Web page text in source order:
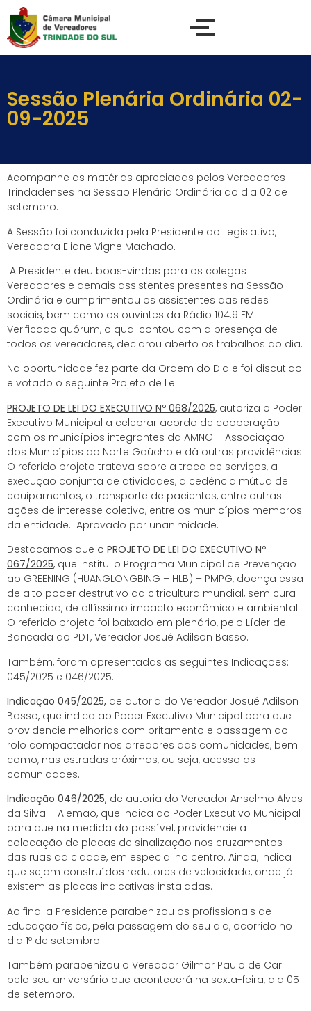
Sessão Plenária Ordinária 02-
09-2025
Acompanhe as matérias apreciadas pelos Vereadores
Trindadenses na Sessão Plenária Ordinária do dia 02 de
setembro.
A Sessão foi conduzida pela Presidente do Legislativo,
Vereadora Eliane Vigne Machado.
A Presidente deu boas-vindas para os colegas
Vereadores e demais assistentes presentes na Sessão
Ordinária e cumprimentou os assistentes das redes
sociais, bem como os ouvintes da Rádio 104.9 FM.
Verificado quórum, o qual contou com a presença de
todos os vereadores, declarou aberto os trabalhos do dia.
Na oportunidade fez parte da Ordem do Dia e foi discutido
e votado o seguinte Projeto de Lei.
PROJETO DE LEI DO EXECUTIVO Nº 068/2025, autoriza o Poder
Executivo Municipal a celebrar acordo de cooperação
com os municípios integrantes da AMNG – Associação
dos Municípios do Norte Gaúcho e dá outras providências.
O referido projeto tratava sobre a troca de serviços, a
execução conjunta de atividades, a cedência mútua de
equipamentos, o transporte de pacientes, entre outras
ações de interesse coletivo, entre os municípios membros
da entidade. Aprovado por unanimidade.
Destacamos que o PROJETO DE LEI DO EXECUTIVO Nº
067/2025, que institui o Programa Municipal de Prevenção
ao GREENING (HUANGLONGBING – HLB) – PMPG, doença essa
de alto poder destrutivo da citricultura mundial, sem cura
conhecida, de altíssimo impacto econômico e ambiental.
O referido projeto foi baixado em plenário, pelo Líder de
Bancada do PDT, Vereador Josué Adilson Basso.
Também, foram apresentadas as seguintes Indicações:
045/2025 e 046/2025:
Indicação 045/2025, de autoria do Vereador Josué Adilson
Basso, que indica ao Poder Executivo Municipal para que
providencie melhorias com britamento e passagem do
rolo compactador nos arredores das comunidades, bem
como, nas estradas próximas, ou seja, acesso as
comunidades.
Indicação 046/2025, de autoria do Vereador Anselmo Alves
da Silva – Alemão, que indica ao Poder Executivo Municipal
para que na medida do possível, providencie a
colocação de placas de sinalização nos cruzamentos
das ruas da cidade, em especial no centro. Ainda, indica
que sejam construídos redutores de velocidade, onde já
existem as placas indicativas instaladas.
Ao final a Presidente parabenizou os profissionais de
Educação física, pela passagem do seu dia, ocorrido no
dia 1º de setembro.
Também parabenizou o Vereador Gilmor Paulo de Carli
pelo seu aniversário que acontecerá na sexta-feira, dia 05
de setembro.